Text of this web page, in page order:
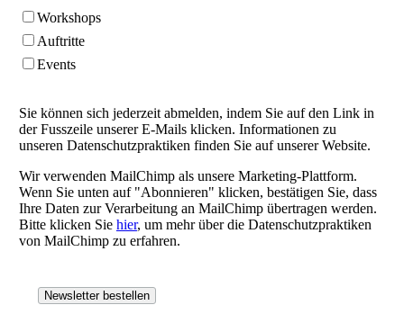
Workshops
Auftritte
Events
Sie können sich jederzeit abmelden, indem Sie auf den Link in
der Fusszeile unserer E-Mails klicken. Informationen zu
unseren Datenschutzpraktiken finden Sie auf unserer Website.
Wir verwenden MailChimp als unsere Marketing-Plattform.
Wenn Sie unten auf "Abonnieren" klicken, bestätigen Sie, dass
Ihre Daten zur Verarbeitung an MailChimp übertragen werden.
Bitte klicken Sie hier, um mehr über die Datenschutzpraktiken
von MailChimp zu erfahren.